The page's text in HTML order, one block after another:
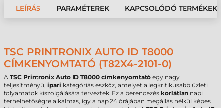
LEÍRÁS PARAMÉTEREK KAPCSOLÓDÓ TERMÉKEK
TSC PRINTRONIX AUTO ID T8000
CÍMKENYOMTATÓ (T82X4-2101-0)
A TSC Printronix Auto ID T8000 címkenyomtató egy nagy
teljesítményű, ipari kategóriás eszköz, amelyet a legkritikusabb üzleti
folyamatok kiszolgálására terveztek. Ez a berendezés korlátlan napi
terhelhetőségre alkalmas, így a nap 24 órájában megállás nélkül képes